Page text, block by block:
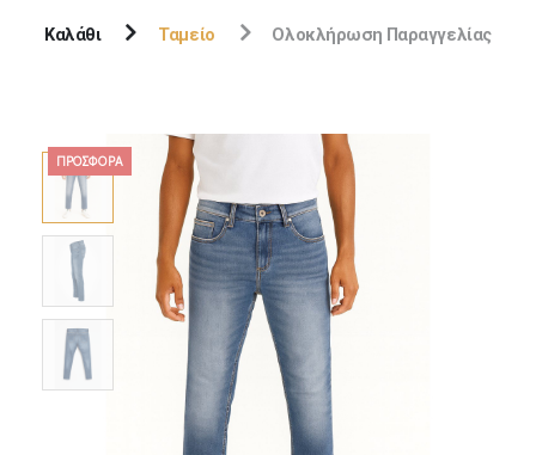
Καλάθι Ταμείο Ολοκλήρωση Παραγγελίας
ΠΡΟΣΦΟΡΆ